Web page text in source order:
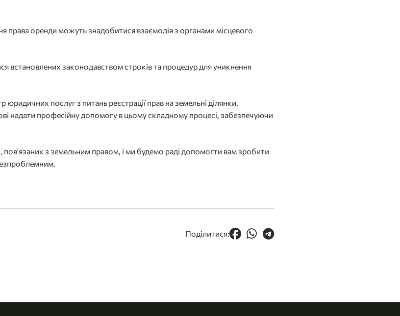
права оренди можуть знадобитися взаємодія з органами місцевого
встановлених законодавством строків та процедур для уникнення
послуг з питань реєстрації прав на земельні ділянки,
надати професійну допомогу в цьому складному процесі, забезпечуючи
пов'язаних з земельним правом, і ми будемо раді допомогти вам зробити
Поділитися: